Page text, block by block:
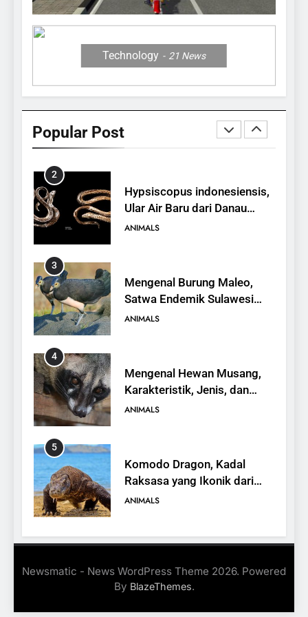
Technology 21 News
Popular Post
12 Fakta Memukau dari
Jerapah
ANIMALS
1
Antelope, Si Antelop
2
Hypsiscopus indonesiensis,
Ular Air Baru dari Danau
Towuti
ANIMALS
3
Mengenal Burung Maleo,
Satwa Endemik Sulawesi
yang Terancam Punah
ANIMALS
4
Mengenal Hewan Musang,
Karakteristik, Jenis, dan
Peran dalam Ekosistem
ANIMALS
5
Komodo Dragon, Kadal
Raksasa yang Ikonik dari
Indonesia
ANIMALS
6
Emas, Penemuan Baru di
Dunia Satwa
ANIMALS
Newsmatic - News WordPress Theme 2026. Powered
By BlazeThemes.